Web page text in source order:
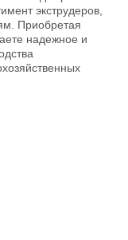
экструдеров,
Приобретая
надежное и